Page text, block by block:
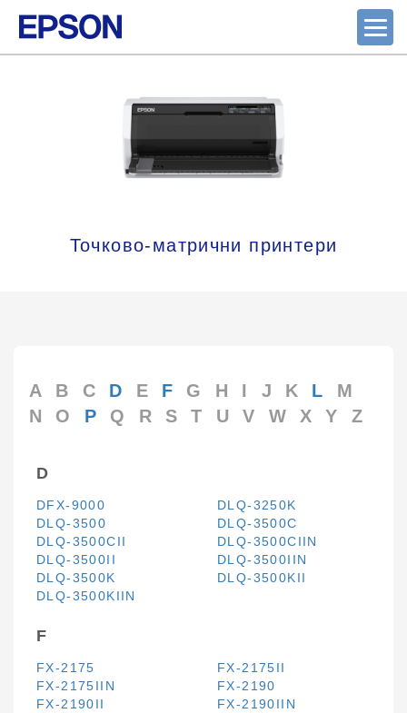
Точково-матрични принтери
A B C D E F G H I J K L
M
N
O P Q R S T U V W X Y Z
D
DFX-9000
DLQ-3250K
DLQ-3500
DLQ-3500C
DLQ-3500CII
DLQ-3500CIIN
DLQ-3500II
DLQ-3500IIN
DLQ-3500K
DLQ-3500KII
DLQ-3500KIIN
F
FX-2175
FX-2175II
FX-2175IIN
FX-2190
FX-2190II
FX-2190IIN